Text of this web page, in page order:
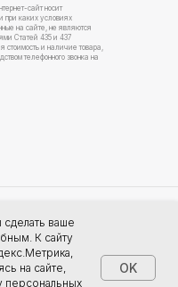
сайт носит
при каких условиях
на сайте, не являются
Статей 435 и 437
стоимость и наличие товара,
телефонного звонка на
ваше
К cайту
на сайте,
персональных
OK